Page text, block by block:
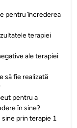
pentru încrederea
terapiei
ale terapiei
să fie realizată
pentru a
în sine?
prin terapie 1